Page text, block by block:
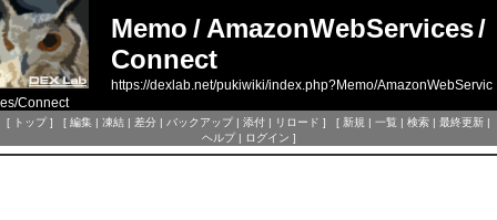
Memo / AmazonWebServices/
Connect
https://dexlab.net/pukiwiki/index.php?Memo/AmazonWebServic
es/Connect
[ トップ] [ 編集 | 凍結 | 差分 | バックアップ| 添付 | リロード ] [ 新規 | 一覧 | 検索 | 最終更新 |
ヘルプ| ログイン ]